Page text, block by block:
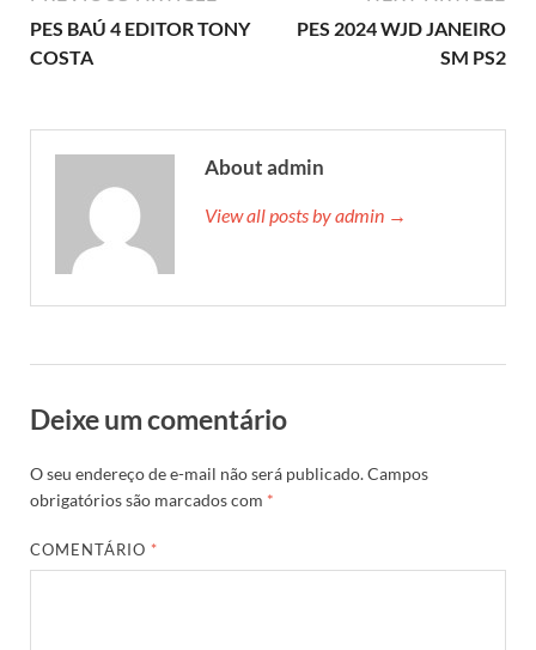
PES BAÚ 4 EDITOR TONY
COSTA
PES 2024 WJD JANEIRO
SM PS2
About admin
View all posts by admin →
Deixe um comentário
O seu endereço de e-mail não será publicado.Campos
obrigatórios são marcados com *
COMENTÁRIO *